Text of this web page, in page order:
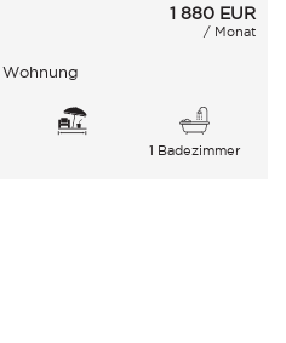
1 880 EUR
/ Monat
Wohnung
1 Badezimmer